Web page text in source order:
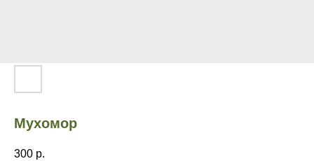
Мухомор
300 р.